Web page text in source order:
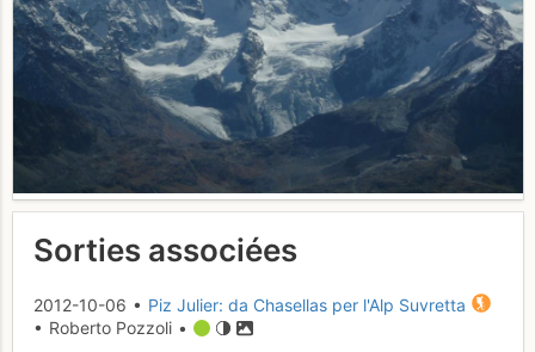
Sorties associées
2012-10-06 • Piz Julier: da Chasellas per l'Alp Suvretta
• Roberto Pozzoli •